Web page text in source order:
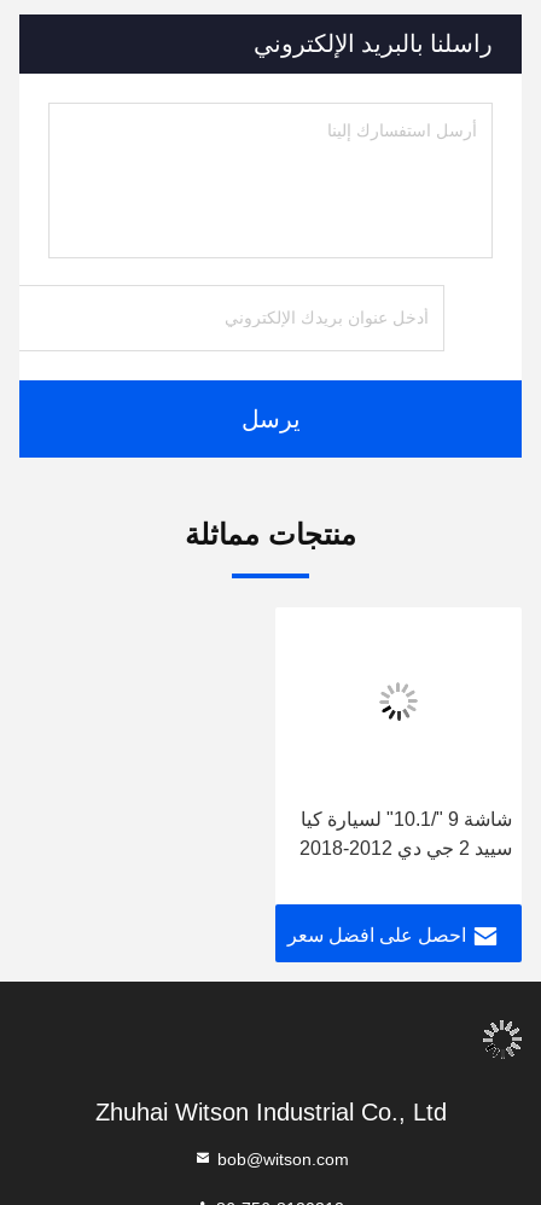
راسلنا بالبريد الإلكتروني
يرسل
منتجات مماثلة
شاشة 9 "/10.1" لسيارة كيا
سييد 2 جي دي 2012-2018
ستيريو جي بي إس CarPlay
Playerاحصل على افضل سعر
Zhuhai Witson Industrial Co., Ltd
bob@witson.com